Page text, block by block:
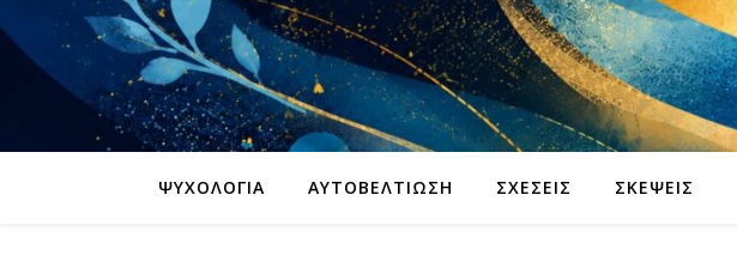
ΨΥΧΟΛΟΓΊΑ ΑΥΤΟΒΕΛΤΊΩΣΗ ΣΧΈΣΕΙΣ ΣΚΈΨΕΙΣ